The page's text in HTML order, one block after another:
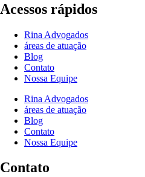
Acessos rápidos
Rina Advogados
áreas de atuação
Blog
Contato
Nossa Equipe
Rina Advogados
áreas de atuação
Blog
Contato
Nossa Equipe
Contato